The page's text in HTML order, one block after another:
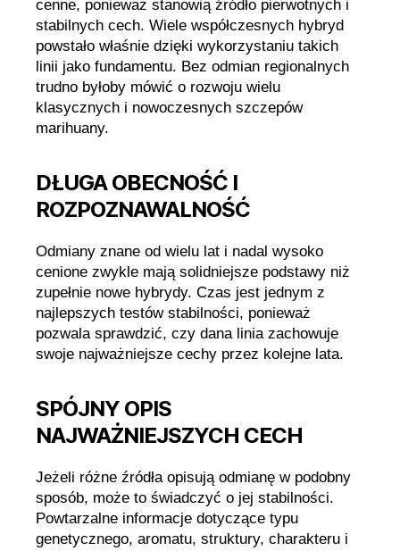
cenne, ponieważ stanowią źródło pierwotnych i
stabilnych cech. Wiele współczesnych hybryd
powstało właśnie dzięki wykorzystaniu takich
linii jako fundamentu. Bez odmian regionalnych
trudno byłoby mówić o rozwoju wielu
klasycznych i nowoczesnych szczepów
marihuany.
DŁUGA OBECNOŚĆ I
ROZPOZNAWALNOŚĆ
Odmiany znane od wielu lat i nadal wysoko
cenione zwykle mają solidniejsze podstawy niż
zupełnie nowe hybrydy. Czas jest jednym z
najlepszych testów stabilności, ponieważ
pozwala sprawdzić, czy dana linia zachowuje
swoje najważniejsze cechy przez kolejne lata.
SPÓJNY OPIS
NAJWAŻNIEJSZYCH CECH
Jeżeli różne źródła opisują odmianę w podobny
sposób, może to świadczyć o jej stabilności.
Powtarzalne informacje dotyczące typu
genetycznego, aromatu, struktury, charakteru i